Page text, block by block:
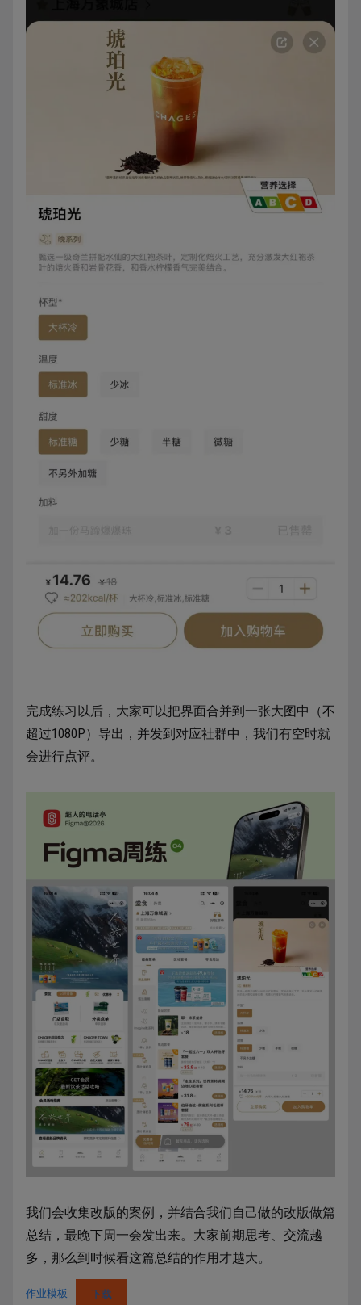
完成练习以后，大家可以把界面合并到一张大图中（不
超过1080P）导出，并发到对应社群中，我们有空时就
会进行点评。
我们会收集改版的案例，并结合我们自己做的改版做篇
总结，最晚下周一会发出来。大家前期思考、交流越
多，那么到时候看这篇总结的作用才越大。
作业模板 下载